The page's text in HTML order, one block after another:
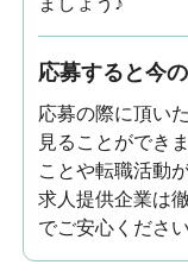
応募すると今
応募の際に頂い
見ることができ
ことや転職活動
求人提供企業は
でご安心ください